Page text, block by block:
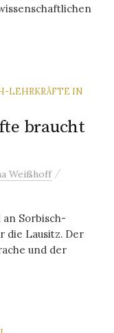
LEHRKRÄFTE IN
braucht
Weißhoff /
Sorbisch-
die Lausitz. Der
und der